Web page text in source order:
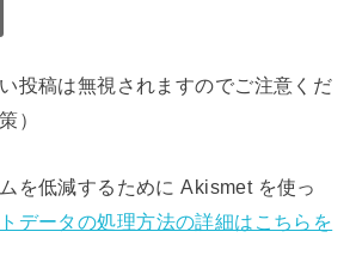
投稿は無視されますのでご注意くだ
）
を低減するために Akismet を使っ
データの処理方法の詳細はこちらを